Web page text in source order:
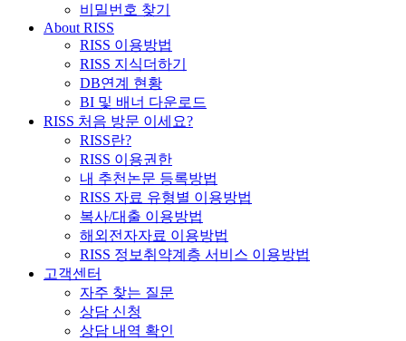
비밀번호 찾기
About RISS
RISS 이용방법
RISS 지식더하기
DB연계 현황
BI 및 배너 다운로드
RISS 처음 방문 이세요?
RISS란?
RISS 이용권한
내 추천논문 등록방법
RISS 자료 유형별 이용방법
복사/대출 이용방법
해외전자자료 이용방법
RISS 정보취약계층 서비스 이용방법
고객센터
자주 찾는 질문
상담 신청
상담 내역 확인